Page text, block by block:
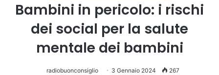
Bambini in pericolo: i rischi
dei social per la salute
mentale dei bambini
radiobuonconsiglio 3 Gennaio 2024 267